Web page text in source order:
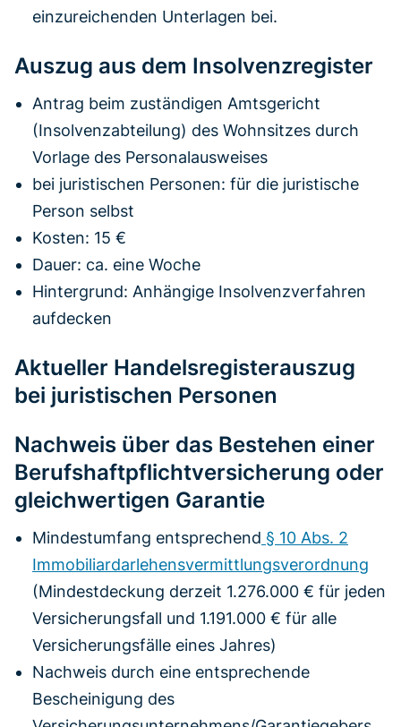
einzureichenden Unterlagen bei.
Auszug aus dem Insolvenzregister
Antrag beim zuständigen Amtsgericht
(Insolvenzabteilung) des Wohnsitzes durch
Vorlage des Personalausweises
bei juristischen Personen: für die juristische
Person selbst
Kosten: 15 €
Dauer: ca. eine Woche
Hintergrund: Anhängige Insolvenzverfahren
aufdecken
Aktueller Handelsregisterauszug
bei juristischen Personen
Nachweis über das Bestehen einer
Berufshaftpflichtversicherung oder
gleichwertigen Garantie
Mindestumfang entsprechend § 10 Abs. 2
Immobiliardarlehensvermittlungsverordnung
(Mindestdeckung derzeit 1.276.000 € für jeden
Versicherungsfall und 1.191.000 € für alle
Versicherungsfälle eines Jahres)
Nachweis durch eine entsprechende
Bescheinigung des